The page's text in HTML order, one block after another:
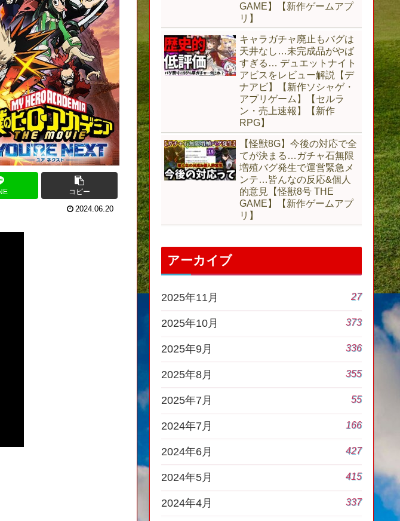
コピー
2024.06.20
GAME】【新作ゲームアプ
リ】
キャラガチャ廃止もバグは
天井なし…未完成品がやば
すぎる… デュエットナイト
アビスをレビュー解説【デ
ナアビ】【新作ソシャゲ・
アプリゲーム】【セルラ
ン・売上速報】【新作
RPG】
【怪獣8G】今後の対応で全
てが決まる…ガチャ石無限
増殖バグ発生で運営緊急メ
ンテ…皆んなの反応&個人
的意見【怪獣8号 THE
GAME】【新作ゲームアプ
リ】
アーカイブ
2025年11月 27
2025年10月 373
2025年9月 336
2025年8月 355
2025年7月 55
2024年7月 166
2024年6月 427
2024年5月 415
2024年4月 337